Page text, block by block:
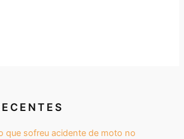
que sofreu acidente de moto no